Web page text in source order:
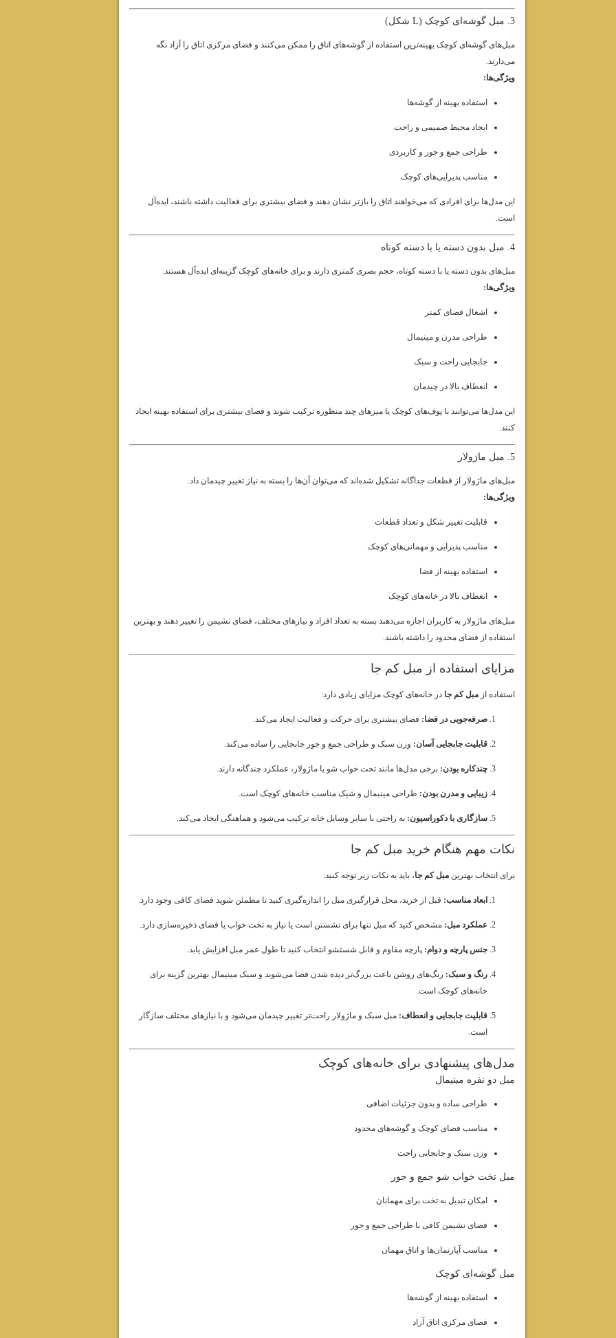
3. مبل گوشه‌ای کوچک (L شکل)
مبل‌های گوشه‌ای کوچک بهینه‌ترین استفاده از گوشه‌های اتاق را ممکن می‌کنند و فضای مرکزی اتاق را آزاد نگه
می‌دارند.
ویژگی‌ها:
استفاده بهینه از گوشه‌ها
ایجاد محیط صمیمی و راحت
طراحی جمع و جور و کاربردی
مناسب پذیرایی‌های کوچک
این مدل‌ها برای افرادی که می‌خواهند اتاق را بازتر نشان دهند و فضای بیشتری برای فعالیت داشته باشند، ایده‌آل
است.
4. مبل بدون دسته یا با دسته کوتاه
مبل‌های بدون دسته یا با دسته کوتاه، حجم بصری کمتری دارند و برای خانه‌های کوچک گزینه‌ای ایده‌آل هستند.
ویژگی‌ها:
اشغال فضای کمتر
طراحی مدرن و مینیمال
جابجایی راحت و سبک
انعطاف بالا در چیدمان
این مدل‌ها می‌توانند با پوف‌های کوچک یا میزهای چند منظوره ترکیب شوند و فضای بیشتری برای استفاده بهینه ایجاد
کنند.
5. مبل ماژولار
مبل‌های ماژولار از قطعات جداگانه تشکیل شده‌اند که می‌توان آن‌ها را بسته به نیاز تغییر چیدمان داد.
ویژگی‌ها:
قابلیت تغییر شکل و تعداد قطعات
مناسب پذیرایی و مهمانی‌های کوچک
استفاده بهینه از فضا
انعطاف بالا در خانه‌های کوچک
مبل‌های ماژولار به کاربران اجازه می‌دهند بسته به تعداد افراد و نیازهای مختلف، فضای نشیمن را تغییر دهند و بهترین
استفاده از فضای محدود را داشته باشند.
مزایای استفاده از مبل کم جا
استفاده از مبل کم جا در خانه‌های کوچک مزایای زیادی دارد:
صرفه‌جویی در فضا: فضای بیشتری برای حرکت و فعالیت ایجاد می‌کند.
قابلیت جابجایی آسان: وزن سبک و طراحی جمع و جور جابجایی را ساده می‌کند.
چندکاره بودن: برخی مدل‌ها مانند تخت خواب شو یا ماژولار، عملکرد چندگانه دارند.
زیبایی و مدرن بودن: طراحی مینیمال و شیک مناسب خانه‌های کوچک است.
سازگاری با دکوراسیون: به راحتی با سایر وسایل خانه ترکیب می‌شود و هماهنگی ایجاد می‌کند.
نکات مهم هنگام خرید مبل کم جا
برای انتخاب بهترین مبل کم جا، باید به نکات زیر توجه کنید:
ابعاد مناسب: قبل از خرید، محل قرارگیری مبل را اندازه‌گیری کنید تا مطمئن شوید فضای کافی وجود دارد.
عملکرد مبل: مشخص کنید که مبل تنها برای نشستن است یا نیاز به تخت خواب یا فضای ذخیره‌سازی دارد.
جنس پارچه و دوام: پارچه مقاوم و قابل شستشو انتخاب کنید تا طول عمر مبل افزایش یابد.
رنگ و سبک: رنگ‌های روشن باعث بزرگ‌تر دیده شدن فضا می‌شوند و سبک مینیمال بهترین گزینه برای
خانه‌های کوچک است.
قابلیت جابجایی و انعطاف: مبل سبک و ماژولار راحت‌تر تغییر چیدمان می‌شود و با نیازهای مختلف سازگار
است.
مدل‌های پیشنهادی برای خانه‌های کوچک
مبل دو نفره مینیمال
طراحی ساده و بدون جزئیات اضافی
مناسب فضای کوچک و گوشه‌های محدود
وزن سبک و جابجایی راحت
مبل تخت خواب شو جمع و جور
امکان تبدیل به تخت برای مهمانان
فضای نشیمن کافی با طراحی جمع و جور
مناسب آپارتمان‌ها و اتاق مهمان
مبل گوشه‌ای کوچک
استفاده بهینه از گوشه‌ها
فضای مرکزی اتاق آزاد